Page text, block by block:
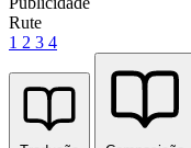
Rute
1 2 3 4